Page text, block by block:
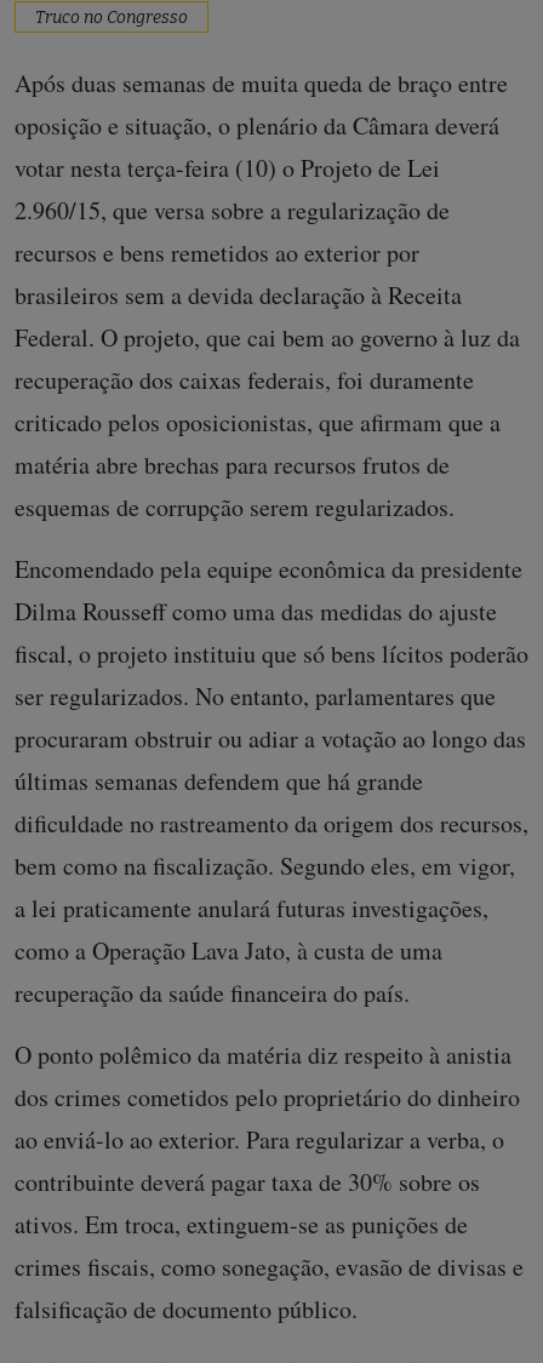
Truco no Congresso
Após duas semanas de muita queda de braço entre
oposição e situação, o plenário da Câmara deverá
votar nesta terça-feira (10) o Projeto de Lei
2.960/15, que versa sobre a regularização de
recursos e bens remetidos ao exterior por
brasileiros sem a devida declaração à Receita
Federal. O projeto, que cai bem ao governo à luz da
recuperação dos caixas federais, foi duramente
criticado pelos oposicionistas, que afirmam que a
matéria abre brechas para recursos frutos de
esquemas de corrupção serem regularizados.
Encomendado pela equipe econômica da presidente
Dilma Rousseff como uma das medidas do ajuste
fiscal, o projeto instituiu que só bens lícitos poderão
ser regularizados. No entanto, parlamentares que
procuraram obstruir ou adiar a votação ao longo das
últimas semanas defendem que há grande
dificuldade no rastreamento da origem dos recursos,
bem como na fiscalização. Segundo eles, em vigor,
a lei praticamente anulará futuras investigações,
como a Operação Lava Jato, à custa de uma
recuperação da saúde financeira do país.
O ponto polêmico da matéria diz respeito à anistia
dos crimes cometidos pelo proprietário do dinheiro
ao enviá-lo ao exterior. Para regularizar a verba, o
contribuinte deverá pagar taxa de 30% sobre os
ativos. Em troca, extinguem-se as punições de
crimes fiscais, como sonegação, evasão de divisas e
falsificação de documento público.